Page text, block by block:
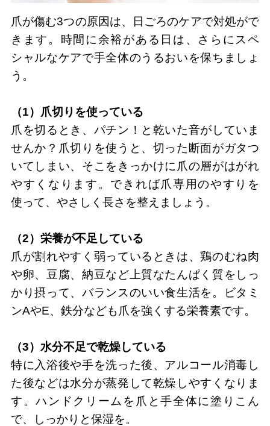
爪が傷む3つの原因は、日ごろのケアで対処がで
きます。時間に余裕がある日は、さらにスペ
シャルなケアで手全体のうるおいを保ちましょ
う。
（1）爪切りを使っている
爪を切るとき、パチン！と乾いた音がしていま
せんか？爪切りを使うと、切った断面がガタつ
いてしまい、そこをきっかけに爪の層がはがれ
やすくなります。できれば爪専用のやすりを
使って、やさしく長さを整えましょう。
（2）栄養が不足している
爪が割れやすく弱っているときは、鶏のむね肉
や卵、豆腐、納豆など上質なたんぱく質をしっ
かり摂って、バランスのいい食生活を。ビタミ
ンAやE、鉄分なども爪を強くする栄養素です。
（3）水分不足で乾燥している
特に入浴後や手を洗った後、アルコール消毒し
た後などは水分が蒸発して乾燥しやすくなりま
す。ハンドクリームを爪と手全体に塗りこん
で、しっかりと保湿を。